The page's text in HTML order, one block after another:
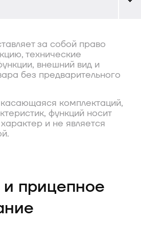
за собой право
технические
внешний вид и
без предварительного
комплектаций,
функций носит
и не является
прицепное